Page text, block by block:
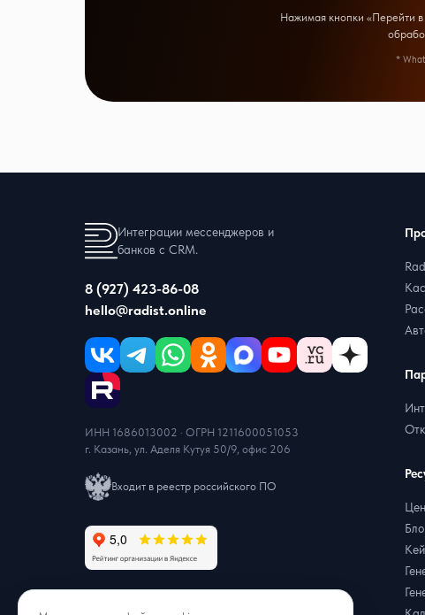
Нажимая кнопки «Перейти
*
Интеграции мессенджеров и
банков с CRM.
8 (927) 423-86-08
hello@radist.online
ИНН 1686013002 · ОГРН 1211600051053
г. Казань, ул. Аделя Кутуя 50/9, офис 206
Входит в реестр российского ПО